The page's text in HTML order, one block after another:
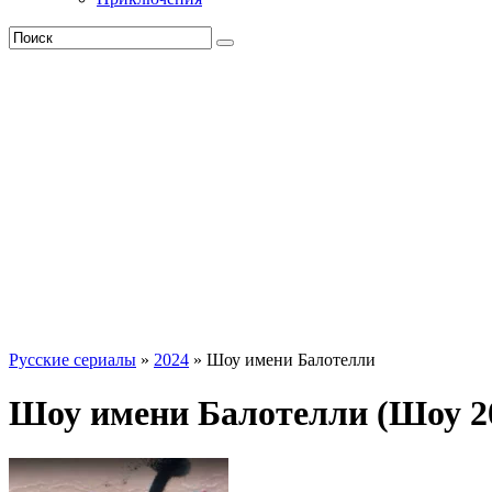
Русские сериалы » 2024 » Шоу имени Балотелли
Шоу имени Балотелли (Шоу